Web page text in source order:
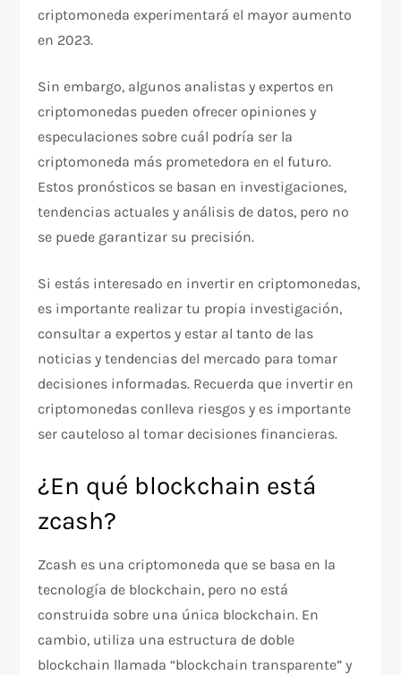
criptomoneda experimentará el mayor aumento
en 2023.
Sin embargo, algunos analistas y expertos en
criptomonedas pueden ofrecer opiniones y
especulaciones sobre cuál podría ser la
criptomoneda más prometedora en el futuro.
Estos pronósticos se basan en investigaciones,
tendencias actuales y análisis de datos, pero no
se puede garantizar su precisión.
Si estás interesado en invertir en criptomonedas,
es importante realizar tu propia investigación,
consultar a expertos y estar al tanto de las
noticias y tendencias del mercado para tomar
decisiones informadas. Recuerda que invertir en
criptomonedas conlleva riesgos y es importante
ser cauteloso al tomar decisiones financieras.
¿En qué blockchain está
zcash?
Zcash es una criptomoneda que se basa en la
tecnología de blockchain, pero no está
construida sobre una única blockchain. En
cambio, utiliza una estructura de doble
blockchain llamada “blockchain transparente” y